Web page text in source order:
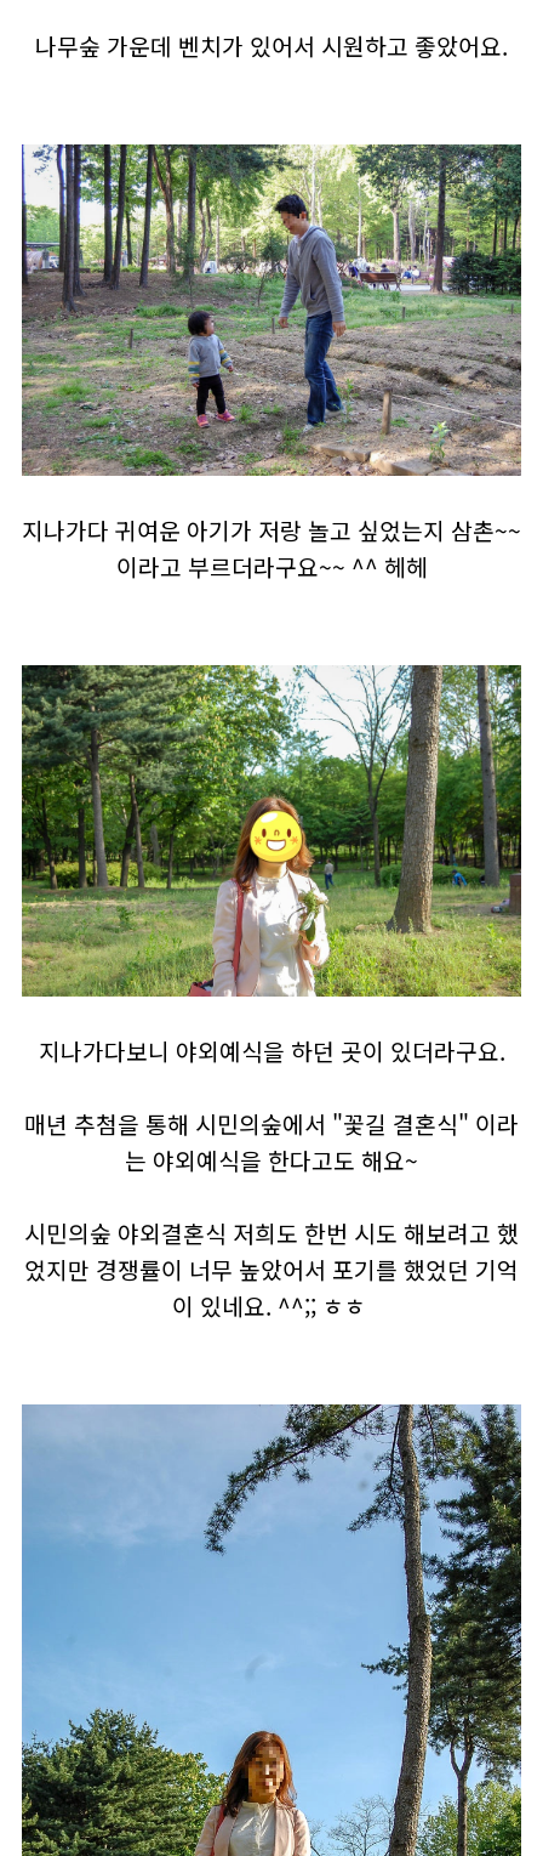
나무숲 가운데 벤치가 있어서 시원하고 좋았어요.
지나가다 귀여운 아기가 저랑 놀고 싶었는지 삼촌~~
이라고 부르더라구요~~ ^^ 헤헤
지나가다보니 야외예식을 하던 곳이 있더라구요.
매년 추첨을 통해 시민의숲에서 "꽃길 결혼식" 이라
는 야외예식을 한다고도 해요~
시민의숲 야외결혼식 저희도 한번 시도 해보려고 했
었지만 경쟁률이 너무 높았어서 포기를 했었던 기억
이 있네요. ^^;; ㅎㅎ